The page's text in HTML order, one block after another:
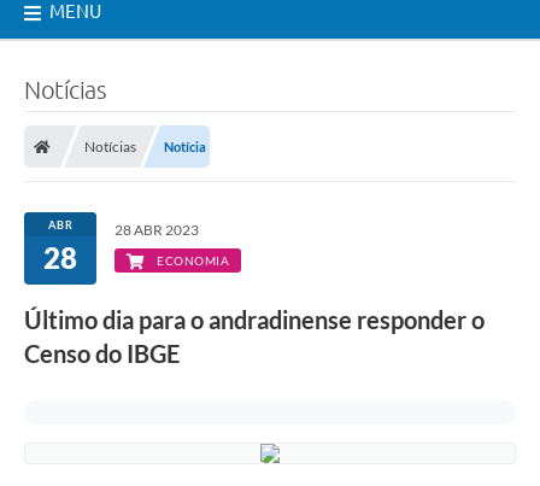
MENU
Notícias
Notícias Notícia
ABR
28
28 ABR 2023
ECONOMIA
Último dia para o andradinense responder o
Censo do IBGE